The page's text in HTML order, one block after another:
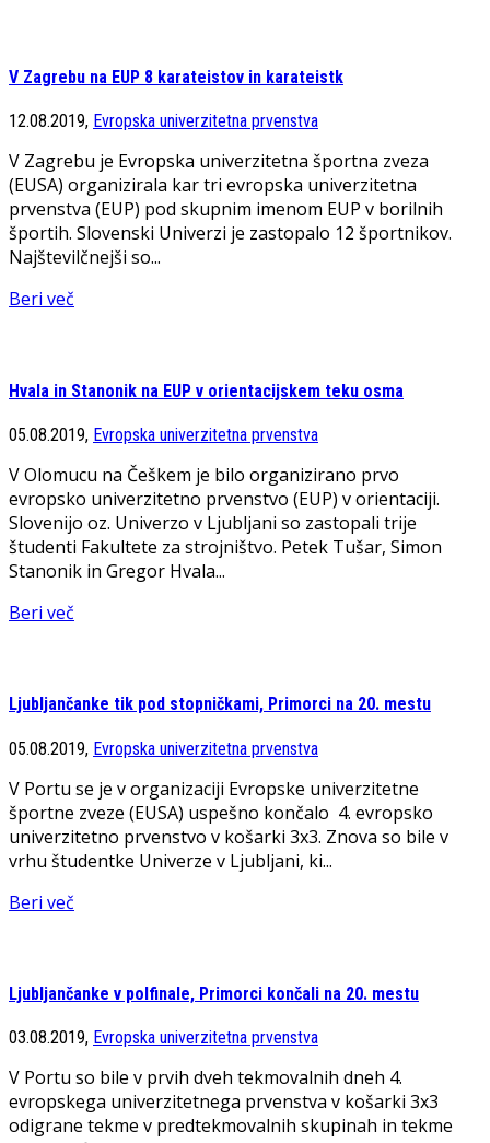
V Zagrebu na EUP 8 karateistov in karateistk
12.08.2019, Evropska univerzitetna prvenstva
V Zagrebu je Evropska univerzitetna športna zveza
(EUSA) organizirala kar tri evropska univerzitetna
prvenstva (EUP) pod skupnim imenom EUP v borilnih
športih. Slovenski Univerzi je zastopalo 12 športnikov.
Najštevilčnejši so...
Beri več
Hvala in Stanonik na EUP v orientacijskem teku osma
05.08.2019, Evropska univerzitetna prvenstva
V Olomucu na Češkem je bilo organizirano prvo
evropsko univerzitetno prvenstvo (EUP) v orientaciji.
Slovenijo oz. Univerzo v Ljubljani so zastopali trije
študenti Fakultete za strojništvo. Petek Tušar, Simon
Stanonik in Gregor Hvala...
Beri več
Ljubljančanke tik pod stopničkami, Primorci na 20. mestu
05.08.2019, Evropska univerzitetna prvenstva
V Portu se je v organizaciji Evropske univerzitetne
športne zveze (EUSA) uspešno končalo 4. evropsko
univerzitetno prvenstvo v košarki 3x3. Znova so bile v
vrhu študentke Univerze v Ljubljani, ki...
Beri več
Ljubljančanke v polfinale, Primorci končali na 20. mestu
03.08.2019, Evropska univerzitetna prvenstva
V Portu so bile v prvih dveh tekmovalnih dneh 4.
evropskega univerzitetnega prvenstva v košarki 3x3
odigrane tekme v predtekmovalnih skupinah in tekme